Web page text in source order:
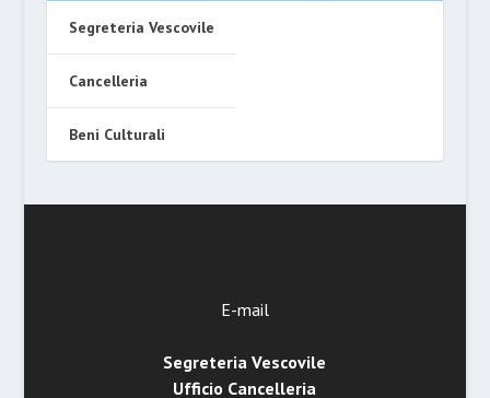
Segreteria Vescovile
Cancelleria
Beni Culturali
E-mail
Segreteria Vescovile
Ufficio Cancelleria